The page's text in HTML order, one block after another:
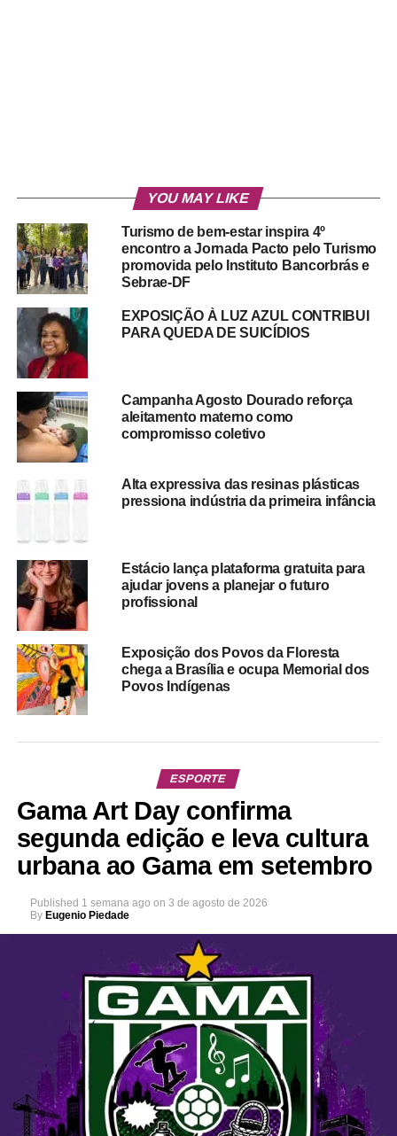
YOU MAY LIKE
Turismo de bem-estar inspira 4º
encontro a Jornada Pacto pelo Turismo
promovida pelo Instituto Bancorbrás e
Sebrae-DF
EXPOSIÇÃO À LUZ AZUL CONTRIBUI
PARA QUEDA DE SUICÍDIOS
Campanha Agosto Dourado reforça
aleitamento materno como
compromisso coletivo
Alta expressiva das resinas plásticas
pressiona indústria da primeira infância
Estácio lança plataforma gratuita para
ajudar jovens a planejar o futuro
profissional
Exposição dos Povos da Floresta
chega a Brasília e ocupa Memorial dos
Povos Indígenas
ESPORTE
Gama Art Day confirma
segunda edição e leva cultura
urbana ao Gama em setembro
Published 1 semana ago on 3 de agosto de 2026
By Eugenio Piedade